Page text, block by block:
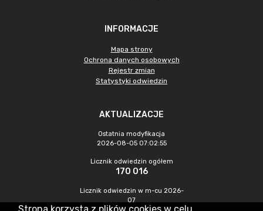
INFORMACJE
Mapa strony
Ochrona danych osobowych
Rejestr zmian
Statystyki odwiedzin
AKTUALIZACJE
Ostatnia modyfikacja
2026-08-05 07:02:55
Licznik odwiedzin ogółem
170 016
Licznik odwiedzin w m-cu 2026-
07